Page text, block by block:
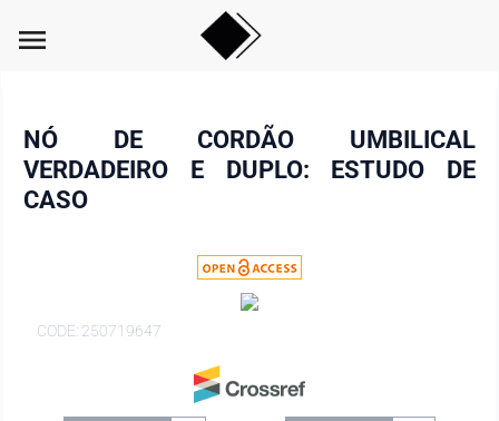
menu
NÓ DE CORDÃO UMBILICAL
VERDADEIRO E DUPLO: ESTUDO DE
CASO
CODE: 250719647